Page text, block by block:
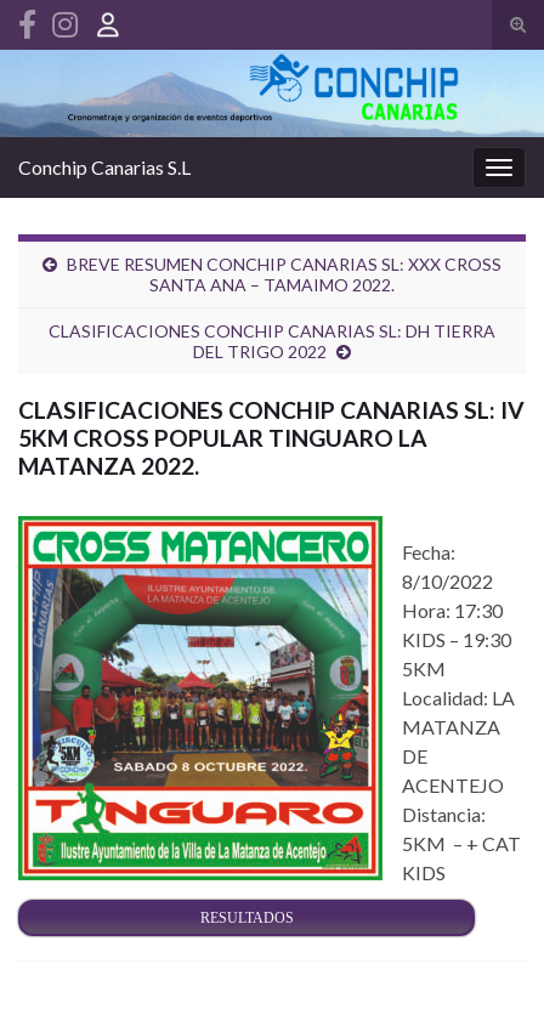
el
Search for:
la
Conchip Canarias S.L
BREVE RESUMEN CONCHIP CANARIAS SL: XXX CROSS
SANTA ANA – TAMAIMO 2022.
CLASIFICACIONES CONCHIP CANARIAS SL: DH TIERRA
DEL TRIGO 2022
CLASIFICACIONES CONCHIP CANARIAS SL: IV
5KM CROSS POPULAR TINGUARO LA
MATANZA 2022.
Fecha:
8/10/2022
Hora: 17:30
KIDS – 19:30
5KM
Localidad: LA
MATANZA
DE
ACENTEJO
Distancia:
5KM – + CAT
KIDS
RESULTADOS